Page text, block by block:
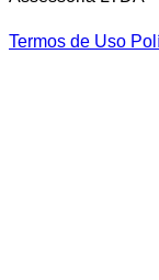
Termos de Uso